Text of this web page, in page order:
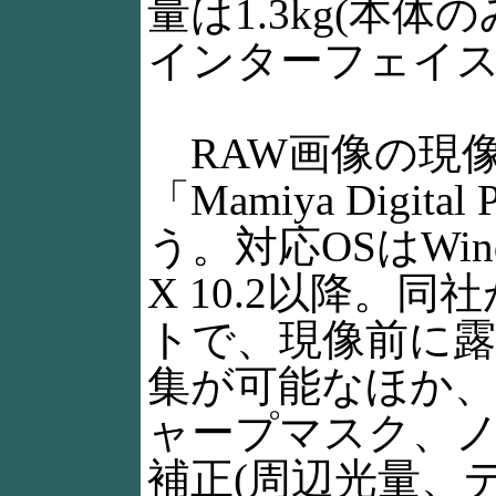
量は1.3kg(本体
インターフェイ
RAW画像の現
「Mamiya Digital
う。対応OSは
X 10.2以降。同
トで、現像前に
集が可能なほか
ャープマスク、
補正(周辺光量、